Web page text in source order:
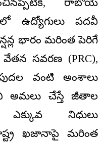
ఉద్యోగులు పదవీ
భారం మరింత పెరిగే
సవరణ (PRC),
వంటి అంశాలు
అమలు చేస్తే జీతాల
ఎక్కువ నిధులు
ఖజానాపై మరింత